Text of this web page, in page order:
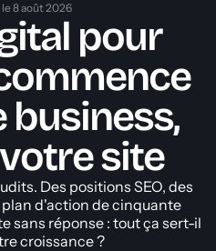
le 8 août 2026
pour
business,
site
Des positions SEO, des
d'action de cinquante
sans réponse : tout ça sert-il
croissance ?